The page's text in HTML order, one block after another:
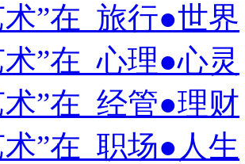
术”在 旅行●世界
术”在 心理●心灵
术”在 经管●理财
术”在 职场●人生